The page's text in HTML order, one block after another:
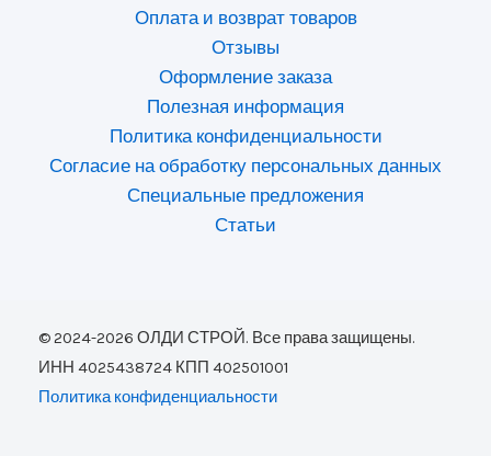
Оплата и возврат товаров
Отзывы
Оформление заказа
Полезная информация
Политика конфиденциальности
Согласие на обработку персональных данных
Специальные предложения
Статьи
© 2024-2026 ОЛДИ СТРОЙ. Все права защищены.
ИНН 4025438724 КПП 402501001
Политика конфиденциальности